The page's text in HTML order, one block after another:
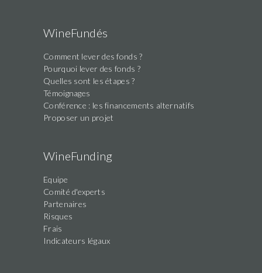
WineFundés
Comment lever des fonds ?
Pourquoi lever des fonds ?
Quelles sont les étapes ?
Témoignages
Conférence : les financements alternatifs
Proposer un projet
WineFunding
Equipe
Comité d'experts
Partenaires
Risques
Frais
Indicateurs légaux